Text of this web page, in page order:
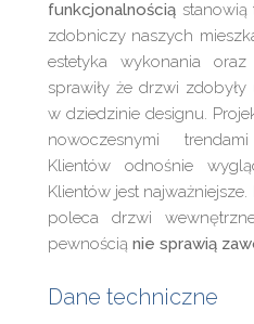
funkcjonalnością stanowią
zdobniczy naszych
estetyka wykonania
sprawiły że drzwi
w dziedzinie designu.
nowoczesnymi
Klientów odnośnie
Klientów jest
poleca drzwi
pewnością nie sprawią
Dane techniczne